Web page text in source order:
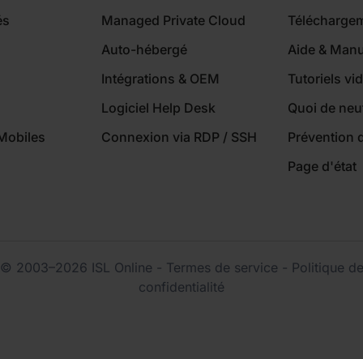
Managed Private Cloud
Auto-hébergé
Intégrations & OEM
Logiciel Help Desk
Connexion via RDP / SSH
Aide &
Tutoriels
Quoi de
Prévention
Page d'état
© 2003–2026 ISL Online - Termes de service - Politique de
confidentialité